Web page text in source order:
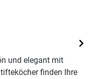
und elegant mit
finden Ihre